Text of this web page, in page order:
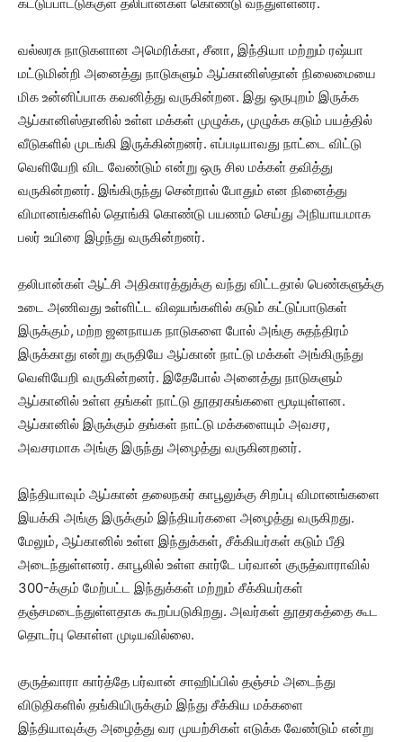
வல்லரசு நாடுகளான அமெரிக்கா, சீனா, இந்தியா மற்றும் ரஷ்யா
மட்டுமின்றி அனைத்து நாடுகளும் ஆப்கானிஸ்தான் நிலைமையை
மிக உன்னிப்பாக கவனித்து வருகின்றன. இது ஒருபுறம் இருக்க
ஆப்கானிஸ்தானில் உள்ள மக்கள் முழுக்க, முழுக்க கடும் பயத்தில்
வீடுகளில் முடங்கி இருக்கின்றனர். எப்படியாவது நாட்டை விட்டு
வெளியேறி விட வேண்டும் என்று ஒரு சில மக்கள் தவித்து
வருகின்றனர். இங்கிருந்து சென்றால் போதும் என நினைத்து
விமானங்களில் தொங்கி கொண்டு பயணம் செய்து அநியாயமாக
பலர் உயிரை இழந்து வருகின்றனர்.
தலிபான்கள் ஆட்சி அதிகாரத்துக்கு வந்து விட்டதால் பெண்களுக்கு
உடை அணிவது உள்ளிட்ட விஷயங்களில் கடும் கட்டுப்பாடுகள்
இருக்கும், மற்ற ஜனநாயக நாடுகளை போல் அங்கு சுதந்திரம்
இருக்காது என்று கருதியே ஆப்கான் நாட்டு மக்கள் அங்கிருந்து
வெளியேறி வருகின்றனர். இதேபோல் அனைத்து நாடுகளும்
ஆப்கானில் உள்ள தங்கள் நாட்டு தூதரகங்களை மூடியுள்ளன.
ஆப்கானில் இருக்கும் தங்கள் நாட்டு மக்களையும் அவசர,
அவசரமாக அங்கு இருந்து அழைத்து வருகினறனர்.
இந்தியாவும் ஆப்கான் தலைநகர் காபூலுக்கு சிறப்பு விமானங்களை
இயக்கி அங்கு இருக்கும் இந்தியர்களை அழைத்து வருகிறது.
மேலும், ஆப்கானில் உள்ள இந்துக்கள், சீக்கியர்கள் கடும் பீதி
அடைந்துள்ளனர். காபூலில் உள்ள கார்டே பர்வான் குருத்வாராவில்
300-க்கும் மேற்பட்ட இந்துக்கள் மற்றும் சீக்கியர்கள்
தஞ்சமடைந்துள்ளதாக கூறப்படுகிறது. அவர்கள் தூதரகத்தை கூட
தொடர்பு கொள்ள முடியவில்லை.
குருத்வாரா கார்த்தே பர்வான் சாஹிப்பில் தஞ்சம் அடைந்து
விடுதிகளில் தங்கியிருக்கும் இந்து சீக்கிய மக்களை
இந்தியாவுக்கு அழைத்து வர முயற்சிகள் எடுக்க வேண்டும் என்று